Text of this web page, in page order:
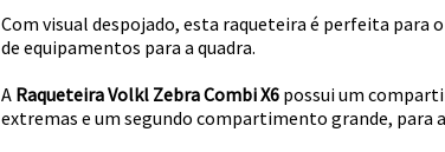
Com visual despojado, esta raqueteira é perfeita para
de equipamentos para a quadra.
A Raqueteira Volkl Zebra Combi X6possui um
extremas e um segundo compartimento grande, para